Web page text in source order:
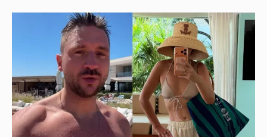
От Шанхая до Мальдив: как отдыхают
Сергей Лазарев с детьми, Ксения Собчак
и Наиля Аскер-заде
8